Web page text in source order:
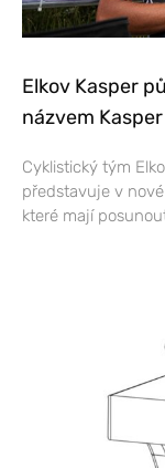
Elkov Kasper
názvem
Cyklistický tým
představuje v
které mají